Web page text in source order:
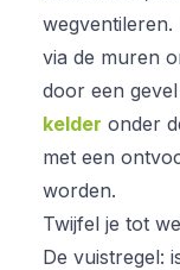
wegventileren.
via de muren
door een
kelder onder
met een
worden.
Twijfel je tot
De vuistregel: